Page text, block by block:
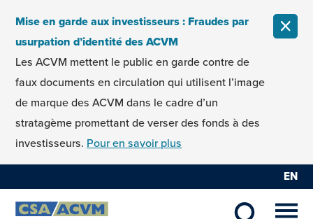
Mise en garde aux investisseurs : Fraudes par
usurpation d’identité des ACVM
Les ACVM mettent le public en garde contre de
faux documents en circulation qui utilisent l’image
de marque des ACVM dans le cadre d’un
stratagème promettant de verser des fonds à des
investisseurs. Pour en savoir plus
EN